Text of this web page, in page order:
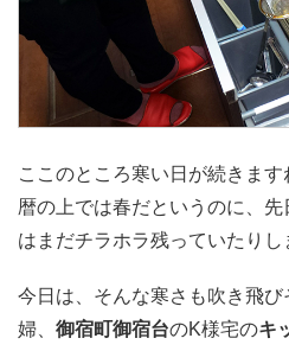
ここのところ寒い日が続きます
暦の上では春だというのに、
はまだチラホラ残っていたりし
今日は、そんな寒さも吹き飛
婦、 御宿町御宿台のK様宅のキ